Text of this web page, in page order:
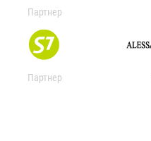
Партнер
Партнер